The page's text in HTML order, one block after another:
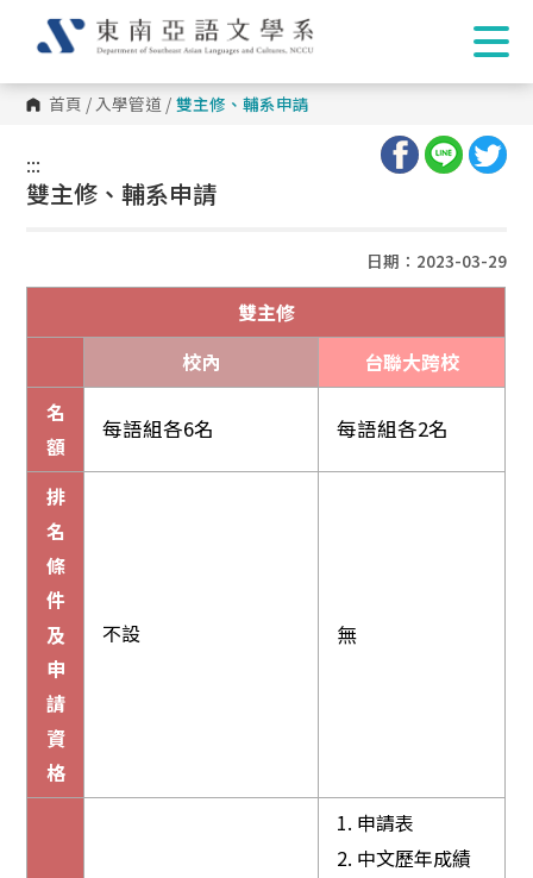
首頁 /入學管道 / 雙主修、輔系申請
:::
:::
雙主修、輔系申請
日期：2023-03-29
雙主修
校內
台聯大跨校
名
額
每語組各6名 每語組各2名
排
名
條
件
及
申
請
資
格
不設 無
1. 申請表
2. 中文歷年成績